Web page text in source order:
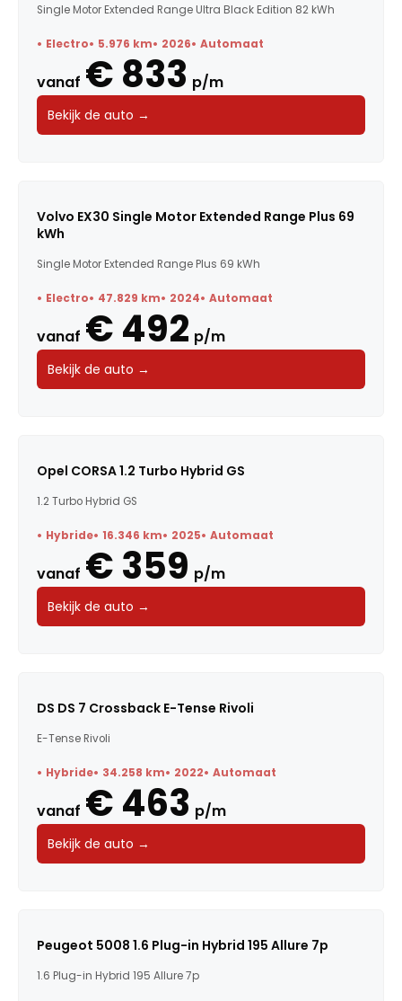
Vermogen
Carrosserie
Transmissie
Kleur
Voertuigsoort
Energielabel
Single Motor Extended Range Ultra Black Edition 82 kWh
Electro 5.976 km 2026 Automaat
vanaf € 833 p/m
Bekijk de auto →
Volvo EX30 Single Motor Extended Range Plus 69
kWh
Single Motor Extended Range Plus 69 kWh
Electro 47.829 km 2024 Automaat
vanaf € 492 p/m
Bekijk de auto →
Opel CORSA 1.2 Turbo Hybrid GS
1.2 Turbo Hybrid GS
Hybride 16.346 km 2025 Automaat
vanaf € 359 p/m
Bekijk de auto →
DS DS 7 Crossback E-Tense Rivoli
E-Tense Rivoli
Hybride 34.258 km 2022 Automaat
vanaf € 463 p/m
Bekijk de auto →
Peugeot 5008 1.6 Plug-in Hybrid 195 Allure 7p
1.6 Plug-in Hybrid 195 Allure 7p